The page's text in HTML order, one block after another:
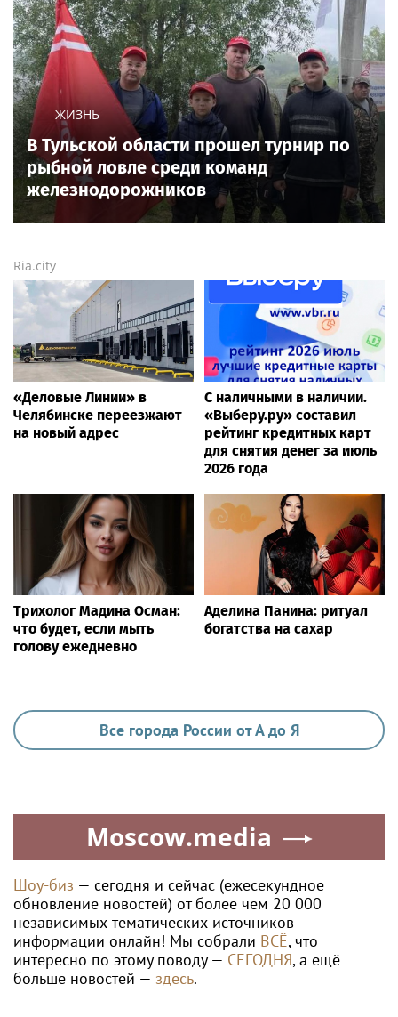
ЖИЗНЬ
В Тульской области прошел турнир по
рыбной ловле среди команд
железнодорожников
Ria.city
«Деловые Линии» в
Челябинске переезжают
на новый адрес
С наличными в наличии.
«Выберу.ру» составил
рейтинг кредитных карт
для снятия денег за июль
2026 года
Трихолог Мадина Осман:
что будет, если мыть
голову ежедневно
Аделина Панина: ритуал
богатства на сахар
Все города России от А до Я
Moscow.media
Шоу-биз — сегодня и сейчас (ежесекундное
обновление новостей) от более чем 20 000
независимых тематических источников
информации онлайн! Мы собрали ВСЁ, что
интересно по этому поводу — СЕГОДНЯ, а ещё
больше новостей — здесь.